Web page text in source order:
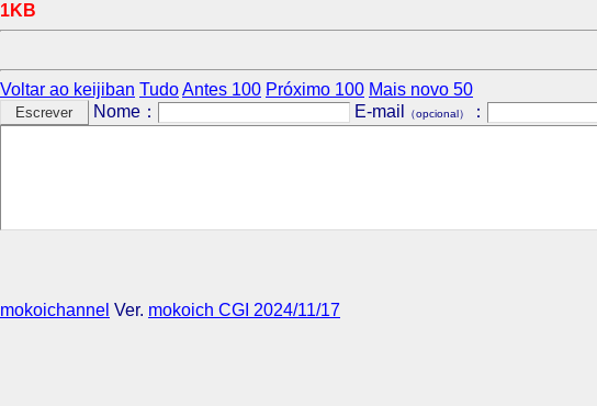
1KB
Voltar ao keijiban TudoAntes 100 Próximo 100 Mais novo 50
Nome：
E-mail （opcional） ：
mokoichannel Ver. mokoich CGI 2024/11/17